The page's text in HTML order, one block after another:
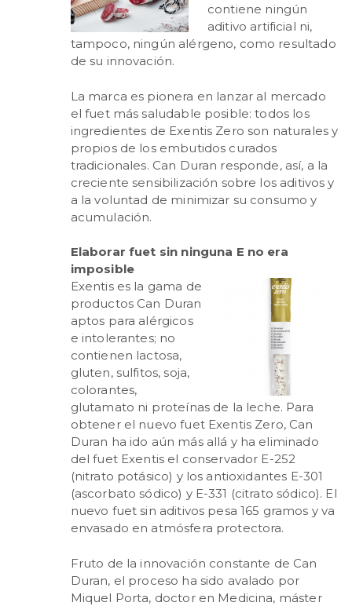
contiene ningún
aditivo artificial ni,
tampoco, ningún alérgeno, como resultado
de su innovación.
La marca es pionera en lanzar al mercado
el fuet más saludable posible: todos los
ingredientes de Exentis Zero son naturales y
propios de los embutidos curados
tradicionales. Can Duran responde, así, a la
creciente sensibilización sobre los aditivos y
a la voluntad de minimizar su consumo y
acumulación.
Elaborar fuet sin ninguna E no era
imposible
Exentis es la gama de
productos Can Duran
aptos para alérgicos
e intolerantes; no
contienen lactosa,
gluten, sulfitos, soja,
colorantes,
glutamato ni proteínas de la leche. Para
obtener el nuevo fuet Exentis Zero, Can
Duran ha ido aún más allá y ha eliminado
del fuet Exentis el conservador E-252
(nitrato potásico) y los antioxidantes E-301
(ascorbato sódico) y E-331 (citrato sódico). El
nuevo fuet sin aditivos pesa 165 gramos y va
envasado en atmósfera protectora.
Fruto de la innovación constante de Can
Duran, el proceso ha sido avalado por
Miquel Porta, doctor en Medicina, máster